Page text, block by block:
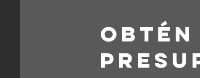
Obtén